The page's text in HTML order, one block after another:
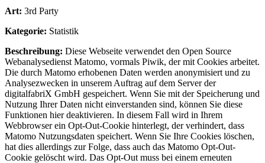
Art: 3rd Party
Kategorie: Statistik
Beschreibung: Diese Webseite verwendet den Open Source
Webanalysedienst Matomo, vormals Piwik, der mit Cookies arbeitet.
Die durch Matomo erhobenen Daten werden anonymisiert und zu
Analysezwecken in unserem Auftrag auf dem Server der
digitalfabriX GmbH gespeichert. Wenn Sie mit der Speicherung und
Nutzung Ihrer Daten nicht einverstanden sind, können Sie diese
Funktionen hier deaktivieren. In diesem Fall wird in Ihrem
Webbrowser ein Opt-Out-Cookie hinterlegt, der verhindert, dass
Matomo Nutzungsdaten speichert. Wenn Sie Ihre Cookies löschen,
hat dies allerdings zur Folge, dass auch das Matomo Opt-Out-
Cookie gelöscht wird. Das Opt-Out muss bei einem erneuten